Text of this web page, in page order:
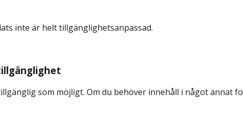
inte är helt tillgänglighetsanpassad.
som möjligt. Om du behöver innehåll i något annat